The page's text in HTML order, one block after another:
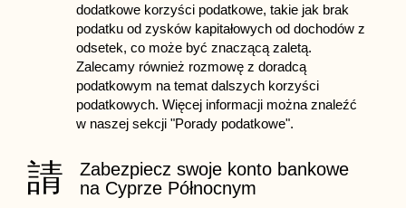
dodatkowe korzyści podatkowe, takie jak brak
podatku od zysków kapitałowych od dochodów z
odsetek, co może być znaczącą zaletą.
Zalecamy również rozmowę z doradcą
podatkowym na temat dalszych korzyści
podatkowych. Więcej informacji można znaleźć
w naszej sekcji "Porady podatkowe".
Zabezpiecz swoje konto bankowe
na Cyprze Północnym